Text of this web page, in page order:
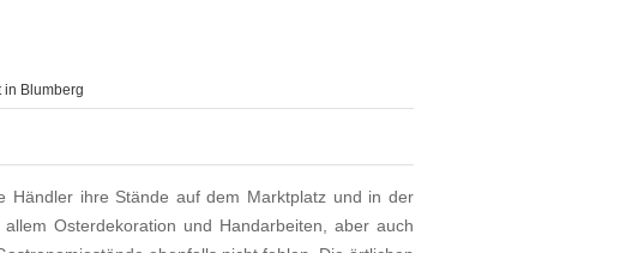
in Blumberg
Händler ihre Stände auf dem Marktplatz und in der
Osterdekoration und Handarbeiten, aber auch